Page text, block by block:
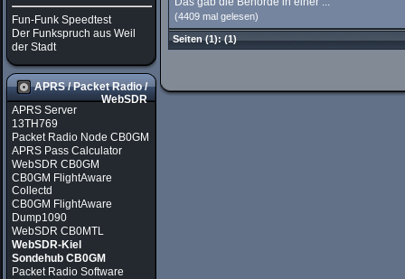
Fun-Funk Speedtest
Der Funkspruch aus Weil
der Stadt
APRS / Packet Radio /
WebSDR
APRS Server
13TH769
Packet Radio Node CB0GM
APRS Pass Calculator
WebSDR CB0GM
CB0GM FlightAware
Collectd
CB0GM FlightAware
Dump1090
WebSDR CB0MTL
WebSDR-Kiel
Sondehub CB0GM
Packet Radio Software
(4409 mal gelesen)
Seiten(1):(1)